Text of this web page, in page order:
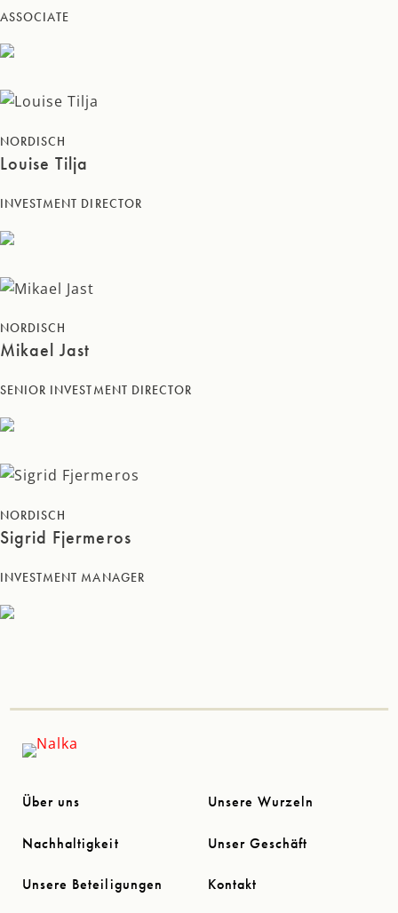
ASSOCIATE
NORDISCH
Louise Tilja
INVESTMENT DIRECTOR
NORDISCH
Mikael Jast
SENIOR INVESTMENT DIRECTOR
NORDISCH
Sigrid Fjermeros
INVESTMENT MANAGER
Über uns Unsere Wurzeln
Nachhaltigkeit Unser Geschäft
Unsere Beteiligungen Kontakt